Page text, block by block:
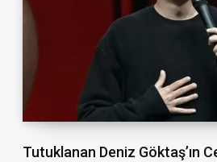
Tutuklanan Deniz Göktaş’ın